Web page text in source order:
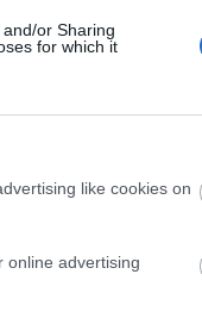
or Sharing
for which it
like cookies on
online advertising
musical-szám
dal van.
eredetileg
Ezeket